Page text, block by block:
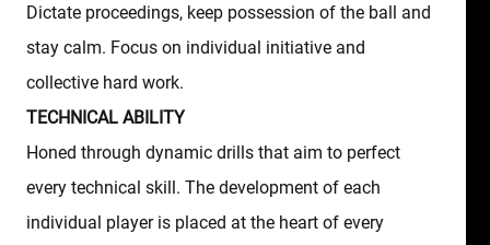
Dictate proceedings, keep possession of the ball and
stay calm. Focus on individual initiative and
collective hard work.
TECHNICAL ABILITY
Honed through dynamic drills that aim to perfect
every technical skill. The development of each
individual player is placed at the heart of every